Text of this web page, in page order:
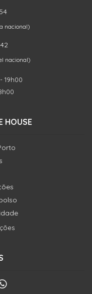
nacional)
nacional)
19h00
HOUSE